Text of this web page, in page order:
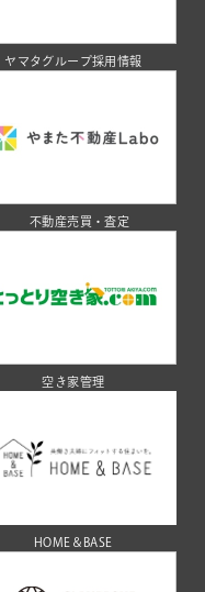
ヤマタグループ採用情報
不動産売買・査定
空き家管理
HOME＆BASE